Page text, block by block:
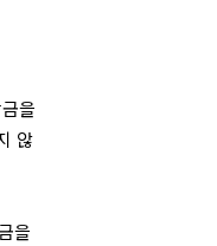
을
않
을